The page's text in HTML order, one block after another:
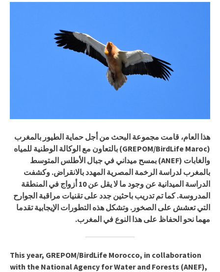
هذا العام، قامت مجموعة البحث من أجل حماية الطيور بالمغرب
(GREPOM/BirdLife Maroc) بالتعاون مع الوكالة الوطنية للمياه
والغابات (ANEF) بمسح ميداني في جبال الأطلس المتوسط ​​
بالمغرب لدراسة الرخمة المصرية المهدد بالانقراض. وكشفت
الدراسة الميدانية عن وجود ما لا يقل عن 10 أزواج في المنطقة
المدروسة. كما تم تدريب باحثين جدد على تقنيات مراقبة الجوارح
التي تعشش على الصخور. وتشكل هذه التطورات الإيجابية تقدما
مهما نحو الحفاظ على هذا النوع في المغرب.
This year, GREPOM/BirdLife Morocco, in collaboration
with the National Agency for Water and Forests (ANEF),